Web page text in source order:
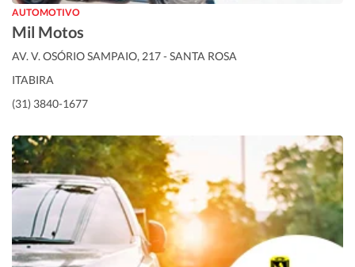
AUTOMOTIVO
Mil Motos
AV. V. OSÓRIO SAMPAIO, 217 - SANTA ROSA
ITABIRA
(31) 3840-1677